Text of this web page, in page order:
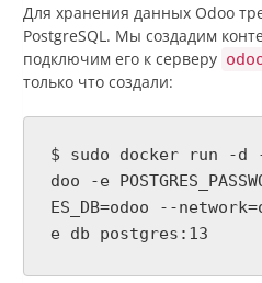
Для хранения данных Odoo
PostgreSQL. Мы создадим
подключим его к серверу
только что создали:
$ sudo docker run -d -e
doo -e
ES_DB=odoo --
e db postgres:13